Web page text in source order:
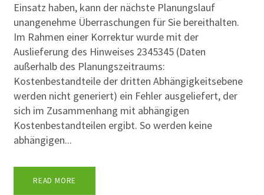
Einsatz haben, kann der nächste Planungslauf
unangenehme Überraschungen für Sie bereithalten.
Im Rahmen einer Korrektur wurde mit der
Auslieferung des Hinweises 2345345 (Daten
außerhalb des Planungszeitraums:
Kostenbestandteile der dritten Abhängigkeitsebene
werden nicht generiert) ein Fehler ausgeliefert, der
sich im Zusammenhang mit abhängigen
Kostenbestandteilen ergibt. So werden keine
abhängigen...
READ MORE